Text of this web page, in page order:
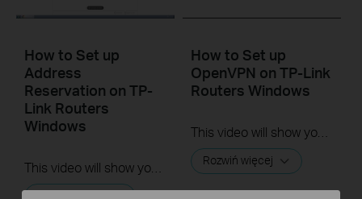
How to Set up
Address
Reservation on TP-
Link Routers
Windows
This video will show you how to set up Address Reservation on TP-Link routers.
How to Set up
OpenVPN on TP-Link
Routers Windows
This video will show you how to set up OpenVPN on a TP-Link Wi-Fi router. For more information, visit www.tp-link.com/support.
Rozwiń więcej